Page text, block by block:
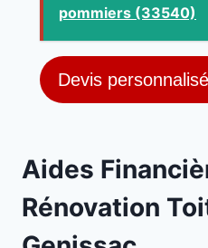
pommiers (33540)
Devis
Aides
Rénovation